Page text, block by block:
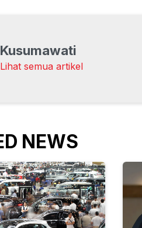
Kusumawati
Lihat semua artikel
NEWS